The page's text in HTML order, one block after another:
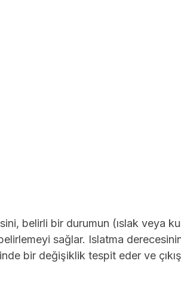
belirli bir durumun (ıslak veya
sağlar. Islatma
bir değişiklik tespit eder ve çıkış